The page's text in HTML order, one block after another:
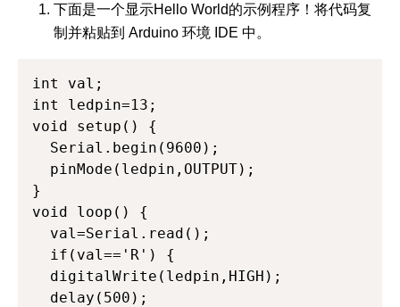
下面是一个显示Hello World的示例程序！将代码复
制并粘贴到 Arduino 环境 IDE 中。
int val;
int ledpin=13;
void setup() {
  Serial.begin(9600);
  pinMode(ledpin,OUTPUT);
}
void loop() {
  val=Serial.read();
  if(val=='R') {
  digitalWrite(ledpin,HIGH);
  delay(500);